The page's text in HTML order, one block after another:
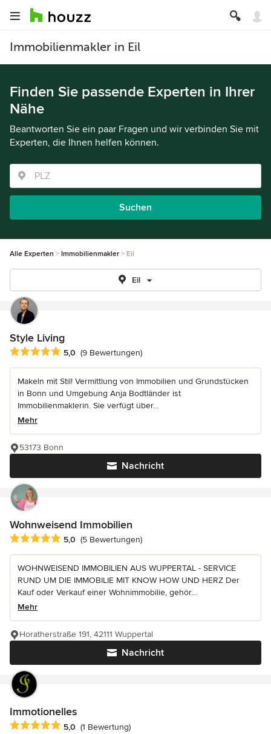
Immobilienmakler in Eil
Finden Sie passende Experten in Ihrer
Nähe
Beantworten Sie ein paar Fragen und wir verbinden Sie mit
Experten, die Ihnen helfen können.
Suchen
Alle Experten Immobilienmakler Eil
Eil
Style Living
Durchschnittliche Bewertung: 5 von 5 Sternen
5,0 (9 Bewertungen)
Makeln mit Stil! Vermittlung von Immobilien und Grundstücken
in Bonn und Umgebung Anja Bodtländer ist
Immobilienmaklerin. Sie verfügt über...
Mehr
Nachricht
53173 Bonn
Wohnweisend Immobilien
Durchschnittliche Bewertung: 5 von 5 Sternen
5,0 (5 Bewertungen)
WOHNWEISEND IMMOBILIEN AUS WUPPERTAL - SERVICE
RUND UM DIE IMMOBILIE MIT KNOW HOW UND HERZ Der
Kauf oder Verkauf einer Wohnimmobilie, gehör...
Mehr
Nachricht
Horatherstraße 191, 42111 Wuppertal
Immotionelles
Durchschnittliche Bewertung: 5 von 5 Sternen
5,0 (1 Bewertung)